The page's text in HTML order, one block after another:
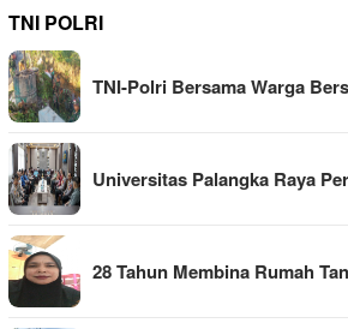
TNI POLRI
TNI-Polri Bersama Warga
Universitas Palangka Raya
28 Tahun Membina Rumah